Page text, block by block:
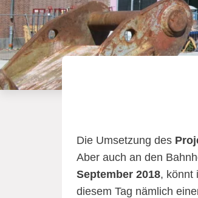
Die Umsetzung des
Aber auch an den
September 2018, könnt
diesem Tag nämlich